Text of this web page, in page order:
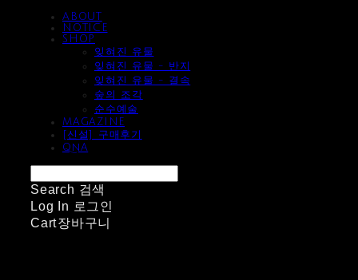
ABOUT
NOTICE
SHOP
잊혀진 유물
잊혀진 유물 - 반지
잊혀진 유물 - 결속
숲의 조각
순수예술
MAGAZINE
[신설] 구매후기
QnA
Search 검색
Log In 로그인
Cart장바구니